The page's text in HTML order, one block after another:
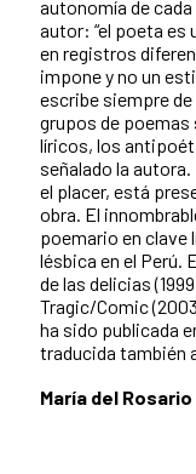
autonomía de
autor: “el poeta es
en registros
impone y no un
escribe siempre
grupos de
líricos, los
señalado la
el placer, está
obra. El
poemario en clave
lésbica en el Perú.
de las delicias
Tragic/Comic
ha sido publicada
traducida también
María del